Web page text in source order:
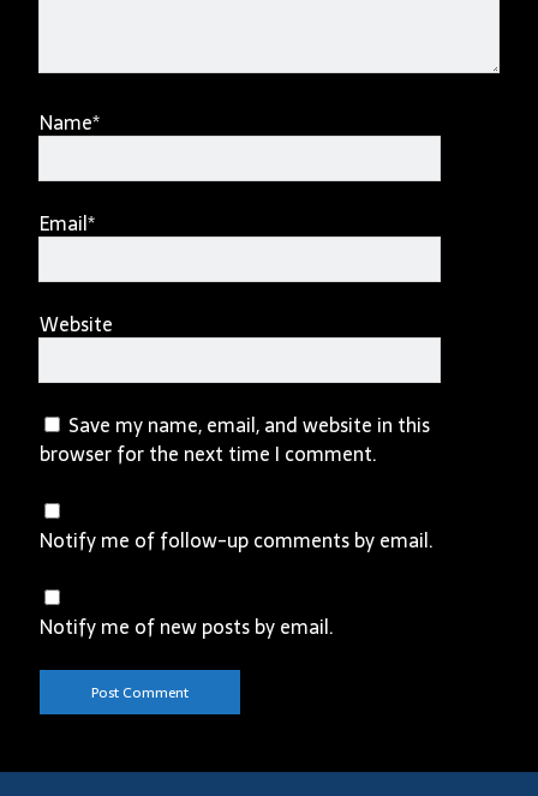
Name*
Email*
Website
Save my name, email, and website in this
browser for the next time I comment.
Notify me of follow-up comments by email.
Notify me of new posts by email.